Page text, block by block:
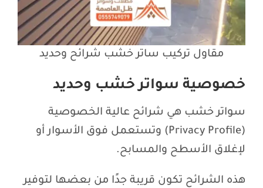
مقاول تركيب ساتر خشب شرائح وحديد
خصوصية سواتر خشب وحديد
سواتر خشب هي شرائح عالية الخصوصية
(Privacy Profile) وتستعمل فوق الأسوار أو
لإغلاق الأسطح والمسابح.
هذه الشرائح تكون قريبة جدًا من بعضها لتوفير